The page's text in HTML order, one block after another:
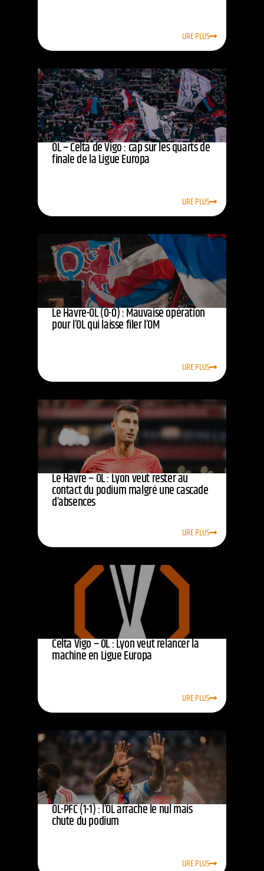
LIRE PLUS
OL – Celta de Vigo : cap sur les quarts de
finale de la Ligue Europa
LIRE PLUS
Le Havre-OL (0-0) : Mauvaise opération
pour l’OL qui laisse filer l’OM
LIRE PLUS
Le Havre – OL : Lyon veut rester au
contact du podium malgré une cascade
d’absences
LIRE PLUS
Celta Vigo – OL : Lyon veut relancer la
machine en Ligue Europa
LIRE PLUS
OL-PFC (1-1) : l’OL arrache le nul mais
chute du podium
LIRE PLUS